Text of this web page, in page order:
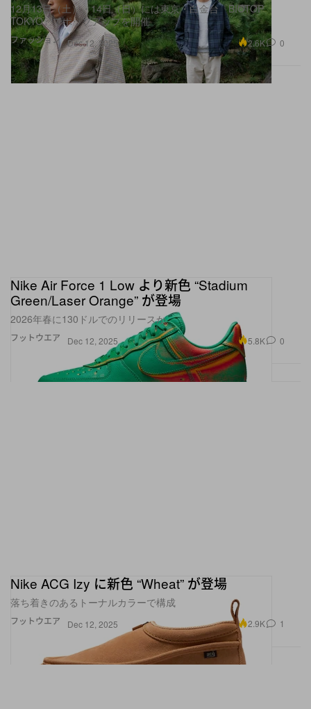
ファッション
12月13日（土）・14日（日）には東京・白金台『BIOTOP
TOKYO』でポップアップを開催
Dec 12, 2025 2.6K 0
フットウエア
Nike Air Force 1 Low より新色 “Stadium
Green/Laser Orange” が登場
2026年春に130ドルでのリリースか
Dec 12, 2025 5.8K 0
フットウエア
Nike ACG Izy に新色 “Wheat” が登場
落ち着きのあるトーナルカラーで構成
Dec 12, 2025 2.9K 1